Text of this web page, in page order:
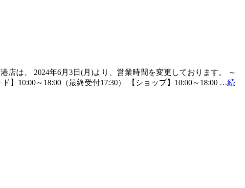
は、 2024年6月3日(月)より、営業時間を変更しております。 ～
】10:00～18:00（最終受付17:30） 【ショップ】10:00～18:00 …続